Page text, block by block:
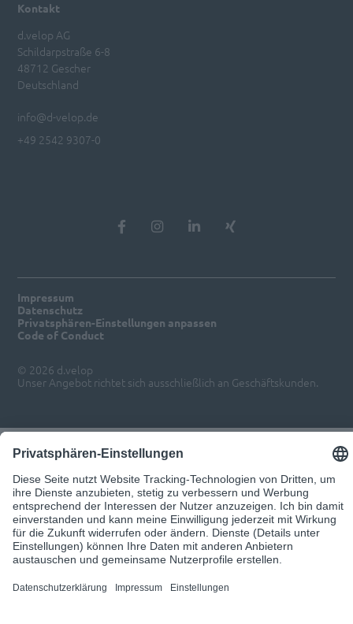
Kontakt
d.velop AG
Schildarpstraße 6-8
48712 Gescher
Deutschland
info@d-velop.de
+49 2542 9307-0
Impressum
Datenschutz
Privatsphären-Einstellungen anpassen
Code of Conduct
© 2026 d.velop
Unser Angebot richtet sich ausschließlich an Geschäftskunden.